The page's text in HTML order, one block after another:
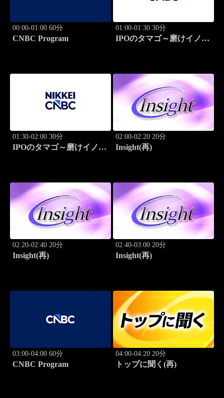
00:00-01:00 60分
CNBC Program
01:00-01:30 30分
IPOのタマゴ～磨けイノベ
01:30-02:00 30分
IPOのタマゴ～磨けイノベ
02:00-02:20 20分
Insight(再)
02:20-02:40 20分
Insight(再)
02:40-03:00 20分
Insight(再)
03:00-04:00 60分
CNBC Program
04:00-04:20 20分
トップに聞く(再)